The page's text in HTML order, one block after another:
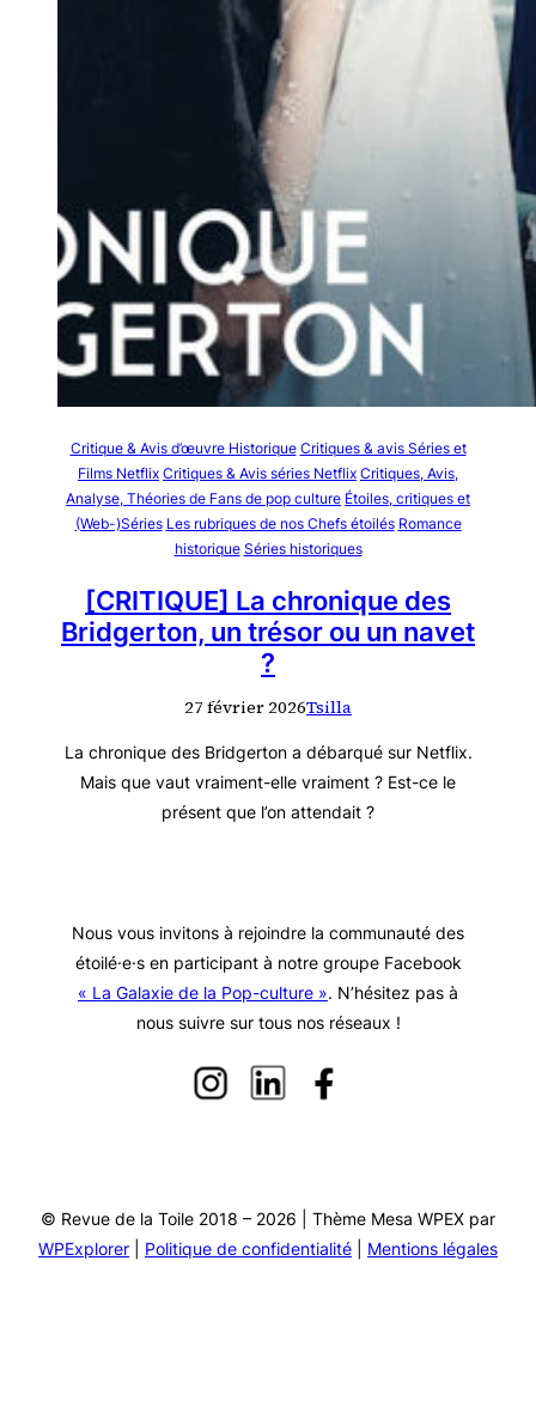
Critique & Avis d’œuvre Historique Critiques & avis Séries et
Films Netflix Critiques & Avis séries Netflix Critiques, Avis,
Analyse, Théories de Fans de pop culture Étoiles, critiques et
(Web-)Séries Les rubriques de nos Chefs étoilés Romance
historique Séries historiques
[CRITIQUE] La chronique des
Bridgerton, un trésor ou un navet
?
27 février 2026Tsilla
La chronique des Bridgerton a débarqué sur Netflix.
Mais que vaut vraiment-elle vraiment ? Est-ce le
présent que l’on attendait ?
Nous vous invitons à rejoindre la communauté des
étoilé·e·s en participant à notre groupe Facebook
« La Galaxie de la Pop-culture ». N’hésitez pas à
nous suivre sur tous nos réseaux !
© Revue de la Toile 2018 – 2026 | Thème Mesa WPEX par
WPExplorer
Politique de confidentialité Mentions légales